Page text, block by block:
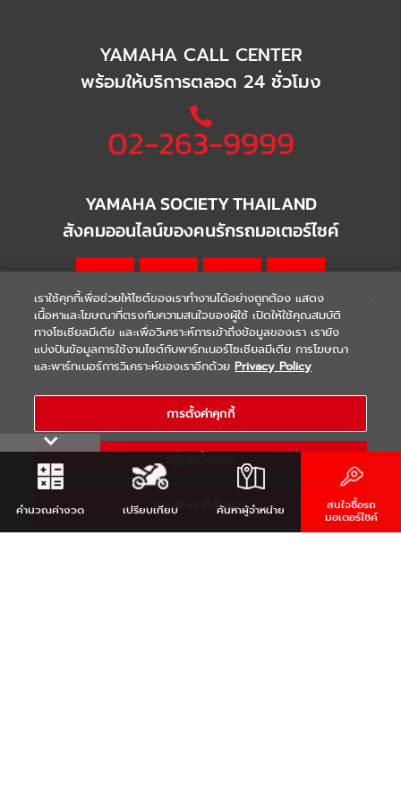
YAMAHA CALL CENTER
พร้อมให้บริการตลอด 24 ชั่วโมง
02-263-9999
YAMAHA SOCIETY THAILAND
สังคมออนไลน์ของคนรักรถมอเตอร์ไซค์
WARRANTY | Terms & Conditions
COPYRIGHT 2021 THAI YAMAHA MOTOR CO.,LTD. ALL RIGHTS
RESERVED
คำนวณค่างวด เปรียบเทียบ ค้นหาผู้จำหน่าย สนใจซื้อรถ
มอเตอร์ไซค์
เราใช้คุกกี้เพื่อช่วยให้ไซต์ของเราทำงานได้อย่างถูกต้อง แสดง
เนื้อหาและโฆษณาที่ตรงกับความสนใจของผู้ใช้ เปิดให้ใช้คุณสมบัติ
ทางโซเชียลมีเดีย และเพื่อวิเคราะห์การเข้าถึงข้อมูลของเรา เรายัง
แบ่งปันข้อมูลการใช้งานไซต์กับพาร์ทเนอร์โซเชียลมีเดีย การโฆษณา
และพาร์ทเนอร์การวิเคราะห์ของเราอีกด้วย Privacy Policy
การตั้งค่าคุกกี้
ยอมรับคุกกี้ทั้งหมด